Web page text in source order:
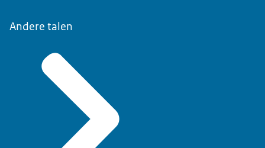
Andere talen